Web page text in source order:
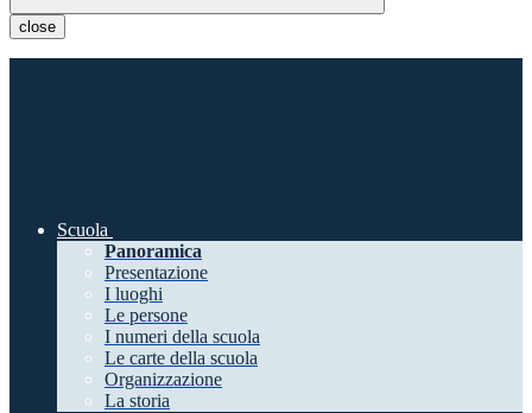
close
Scuola
Panoramica
Presentazione
I luoghi
Le persone
I numeri della scuola
Le carte della scuola
Organizzazione
La storia